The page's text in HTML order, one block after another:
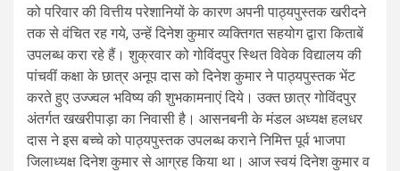
को परिवार की वित्तीय परेशानियों के कारण अपनी पाठ्यपुस्तक खरीदने
तक से वंचित रह गये, उन्हें दिनेश कुमार व्यक्तिगत सहयोग द्वारा किताबें
उपलब्ध करा रहे हैं। शुक्रवार को गोविंदपुर स्थित विवेक विद्यालय की
पांचवीं कक्षा के छात्र अनूप दास को दिनेश कुमार ने पाठ्यपुस्तक भेंट
करते हुए उज्ज्वल भविष्य की शुभकामनाएं दिये। उक्त छात्र गोविंदपुर
अंतर्गत खखरीपाड़ा का निवासी है। आसनबनी के मंडल अध्यक्ष हलधर
दास ने इस बच्चे को पाठ्यपुस्तक उपलब्ध कराने निमित्त पूर्व भाजपा
जिलाध्यक्ष दिनेश कुमार से आग्रह किया था। आज स्वयं दिनेश कुमार व